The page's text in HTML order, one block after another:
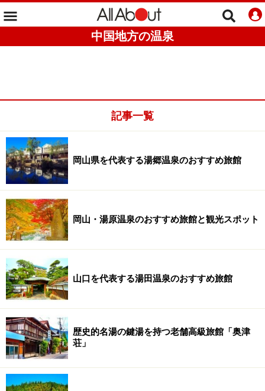
中国地方の温泉
記事一覧
岡山県を代表する湯郷温泉のおすすめ旅館
岡山・湯原温泉のおすすめ旅館と観光スポット
山口を代表する湯田温泉のおすすめ旅館
歴史的名湯の鍵湯を持つ老舗高級旅館「奥津
荘」